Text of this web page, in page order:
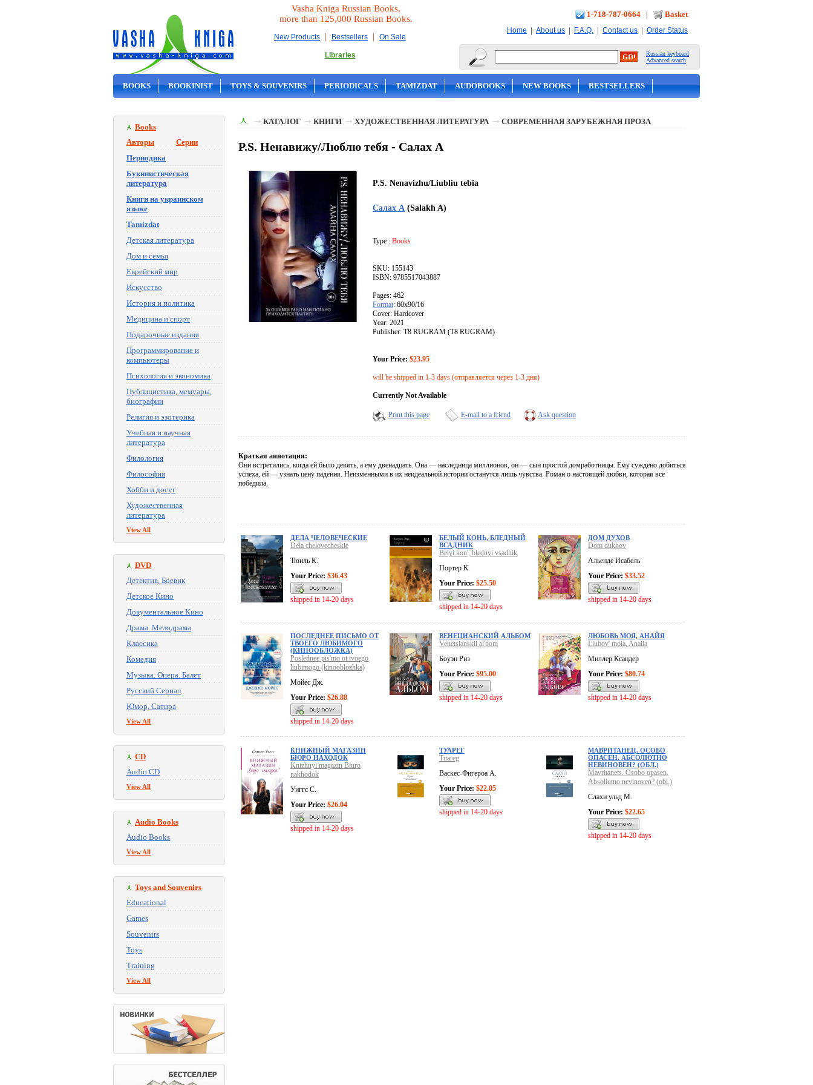
Vasha Kniga Russian Books,
more than 125,000 Russian Books.
New Products | Bestsellers | On Sale
Libraries
1-718-787-0664 | Basket
Home | About us | F.A.Q. | Contact us | Order Status
Russian keyboard
Advanced search
BOOKS BOOKINIST TOYS & SOUVENIRS PERIODICALS TAMIZDAT AUDOBOOKS NEW BOOKS BESTSELLERS
Books
Авторы
Серии
Периодика
Букинистическая
литература
Книги на украинском
языке
Tamizdat
Детская литература
Дом и семья
Еврейский мир
Искусство
История и политика
Медицина и спорт
Подарочные издания
Программирование и
компьютеры
Психология и экономика
Публицистика, мемуары,
биографии
Религия и эзотерика
Учебная и научная
литература
Филология
Философия
Хобби и досуг
Художественная
литература
View All
DVD
Детектив, Боевик
Детское Кино
Документальное Кино
Драма. Мелодрама
Классика
Комедия
Музыка. Опера. Балет
Русский Сериал
Юмор, Сатира
View All
CD
Audio CD
View All
Audio Books
Audio Books
View All
Toys and Souvenirs
Educational
Games
Souvenirs
Toys
Training
View All
КАТАЛОГ КНИГИ ХУДОЖЕСТВЕННАЯ ЛИТЕРАТУРА СОВРЕМЕННАЯ ЗАРУБЕЖНАЯ ПРОЗА
P.S. Ненавижу/Люблю тебя - Салах А
P.S. Nenavizhu/Liubliu tebia
Салах А (Salakh A)
Type : Books
SKU: 155143
ISBN: 9785517043887
Pages: 462
Format: 60x90/16
Cover: Hardcover
Year: 2021
Publisher: Т8 RUGRAM (T8 RUGRAM)
Your Price: $23.95
will be shipped in 1-3 days (отправляется через 1-3 дня)
Currently Not Available
Print this page E-mail to a friend Ask question
Краткая аннотация:
Они встретились, когда ей было девять, а ему двенадцать. Она — наследница миллионов, он — сын простой домработницы. Ему суждено добиться
успеха, ей — узнать цену падения. Неизменными в их неидеальной истории останутся лишь чувства. Роман о настоящей любви, которая все
победила.
ДЕЛА ЧЕЛОВЕЧЕСКИЕ
Dela chelovecheskie
Тюиль К.
Your Price: $36.43
shipped in 14-20 days
БЕЛЫЙ КОНЬ, БЛЕДНЫЙ
ВСАДНИК
Belyi kon', blednyi vsadnik
Портер К.
Your Price: $25.50
shipped in 14-20 days
ДОМ ДУХОВ
Dom dukhov
Альенде Исабель
Your Price: $33.52
shipped in 14-20 days
ПОСЛЕДНЕЕ ПИСЬМО ОТ
ТВОЕГО ЛЮБИМОГО
(КИНООБЛОЖКА)
Poslednee pis'mo ot tvoego
liubimogo (kinooblozhka)
Мойес Дж.
Your Price: $26.88
shipped in 14-20 days
ВЕНЕЦИАНСКИЙ АЛЬБОМ
Venetsianskii al'bom
Боуэн Риз
Your Price: $95.00
shipped in 14-20 days
ЛЮБОВЬ МОЯ, АНАЙЯ
Liubov' moia, Anaiia
Миллер Ксандер
Your Price: $80.74
shipped in 14-20 days
КНИЖНЫЙ МАГАЗИН
БЮРО НАХОДОК
Knizhnyi magazin Biuro
nakhodok
Уиггс С.
Your Price: $26.04
shipped in 14-20 days
ТУАРЕГ
Tuareg
Васкес-Фигероа А.
Your Price: $22.05
shipped in 14-20 days
МАВРИТАНЕЦ. ОСОБО
ОПАСЕН. АБСОЛЮТНО
НЕВИНОВЕН? (ОБЛ.)
Mavritanets. Osobo opasen.
Absoliutno nevinoven? (obl.)
Слахи ульд М.
Your Price: $22.65
shipped in 14-20 days